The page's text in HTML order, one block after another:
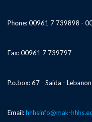
Phone: 00961 7 739898 -
Fax: 00961 7 739797
P.o.box: 67 - Saida - Lebanon
Email:hhhsinfo@mak-